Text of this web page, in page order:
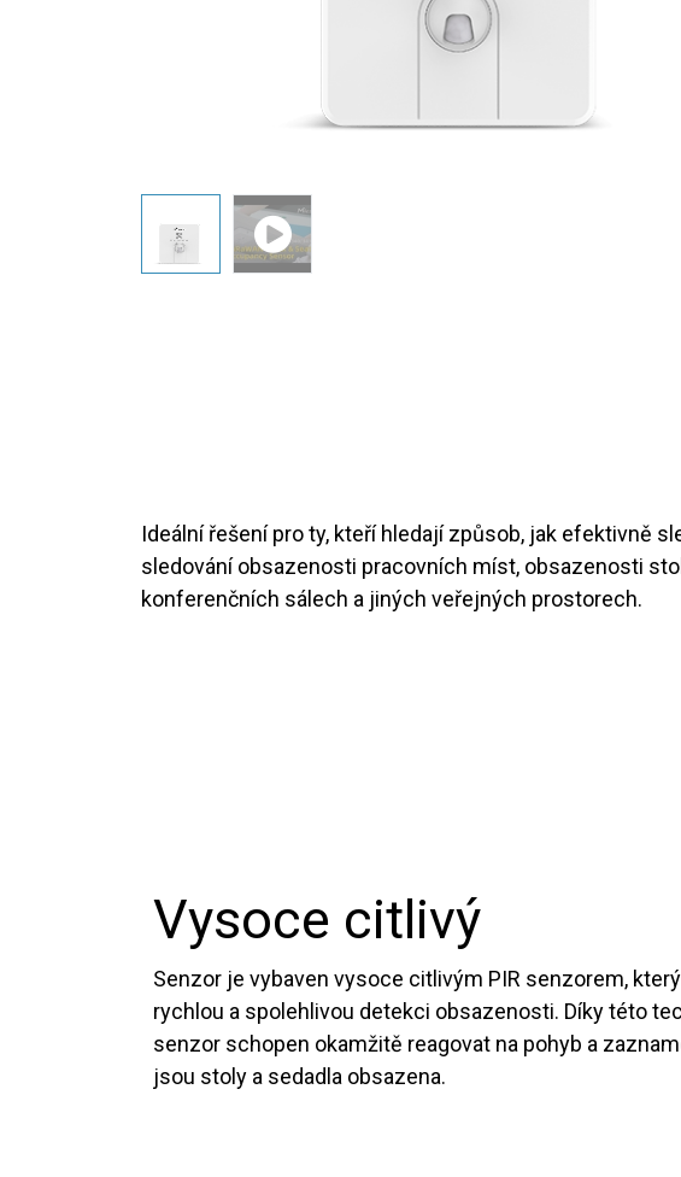
Ideální řešení pro ty, kteří hledají způsob, jak efektivně
sledování obsazenosti pracovních míst, obsazenosti
konferenčních sálech a jiných veřejných prostorech.
Vysoce citlivý
Senzor je vybaven vysoce citlivým PIR senzorem,
rychlou a spolehlivou detekci obsazenosti. Díky této
senzor schopen okamžitě reagovat na pohyb a
jsou stoly a sedadla obsazena.